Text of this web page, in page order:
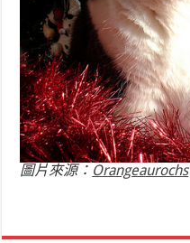
圖片來源： Orangeaurochs